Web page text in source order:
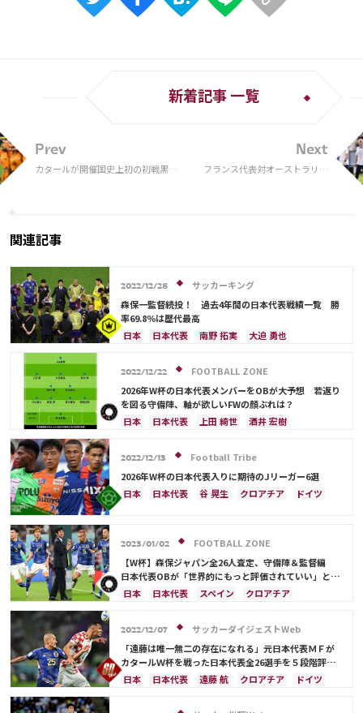
Prev
カタールが開催国史上初の初戦黒
新着記事 一覧
Next
フランス代表対オーストラリア
関連記事
2022/12/28
サッカーキング
森保一監督続投！ 過去4年間の日本代表戦績一覧 勝
率69.8％は歴代最高
日本
日本代表 南野 拓実
大迫 勇也
三笘 薫
堂安 律 ブラジル
原口 元気
相馬 勇紀
サウジアラビア 韓国
田中 碧
古橋 亨梧
町野 修斗 ドイツ
スペイン
クロアチア
エクアドル ウルグアイ
吉田 麻也
佐々木 翔 山根 視来
前田 大然
遠藤 航 カタール
イラン
セルビア
ガーナ カメルーン
谷 晃生
2022/12/22
FOOTBALL ZONE
2026年W杯の日本代表メンバーをOBが大予想 若返り
を図る守備陣、軸が欲しいFWの顔ぶれは？
日本
日本代表 上田 綺世
酒井 宏樹
権田 修一
シュミット・ダニエル
板倉 滉
前田 大然 遠藤 航
大迫 勇也
クロアチア
オランダ カナダ
メキシコ
浅野 拓磨
守田 英正 三笘 薫
田中 碧
久保 建英
鎌田 大地 堂安 律
伊藤 洋輝
町野 修斗
2022/12/13
Football Tribe
2026年W杯の日本代表入りに期待のJリーガー6選
日本
日本代表 谷 晃生 クロアチア
ドイツ
2023/01/02
FOOTBALL ZONE
【W杯】森保ジャパン全26人査定、守備陣＆監督編
日本代表OBが「世界的にもっと評価されていい」と称
えたのは？
日本 日本代表 スペイン
クロアチア
谷 晃生
谷口 彰悟 吉田 麻也
酒井 宏樹
シュミット・ダニエル
板倉 滉
長友 佑都
山根 視来
伊藤 洋輝 エクアドル
カナダ
川島 永嗣
伊東 純也
2022/12/07
サッカーダイジェストWeb
「遠藤は唯一無二の存在になれる」元日本代表ＭＦが
カタールＷ杯を戦った日本代表全26選手を５段階評
価！「ただひとりの“Ｓ”は…」
日本 日本代表 遠藤 航 クロアチア
ドイツ